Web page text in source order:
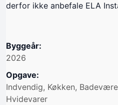
derfor ikke anbefale ELA
Byggeår:
2026
Opgave:
Indvendig, Køkken,
Hvidevarer